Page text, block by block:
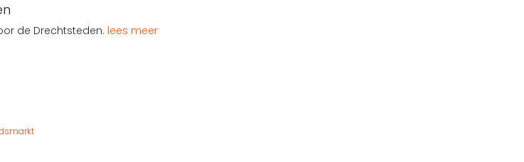
de Drechtsteden. lees meer